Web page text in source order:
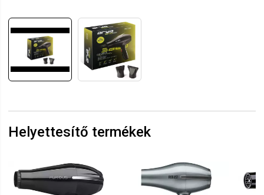
Helyettesítő termékek